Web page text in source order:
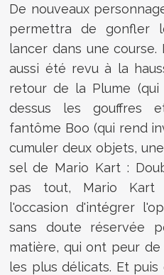
De nouveaux
permettra de gonfler
lancer dans une
aussi été revu à la
retour de la Plume
dessus les gouffres
fantôme Boo (qui rend
cumuler deux objets,
sel de Mario Kart :
pas tout, Mario Kart
l'occasion d'intégrer
sans doute réservée
matière, qui ont peur
les plus délicats. Et